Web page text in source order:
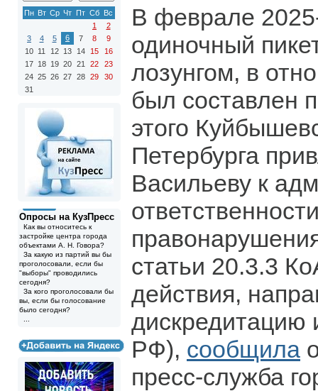
Пн Вт Ср Чт Пт Сб Вс
1
2
3
4 5 6 7 8
9
10 11 12 13 14 15
16
17 18 19 20 21 22
23
24 25 26 27 28 29
30
31
Опросы на КузПресс
Как вы относитесь к
застройке центра города
объектами А. Н. Говора?
За какую из партий вы бы
проголосовали, если бы
"выборы" проводились
сегодня?
За кого проголосовали бы
вы, если бы голосование
было сегодня?
В феврале
одиночный
лозунгом, в
был составлен
этого
Петербурга
Васильеву к
статьи 20.3.3
действия,
дискредитацию
РФ), сообщила
пресс-служба